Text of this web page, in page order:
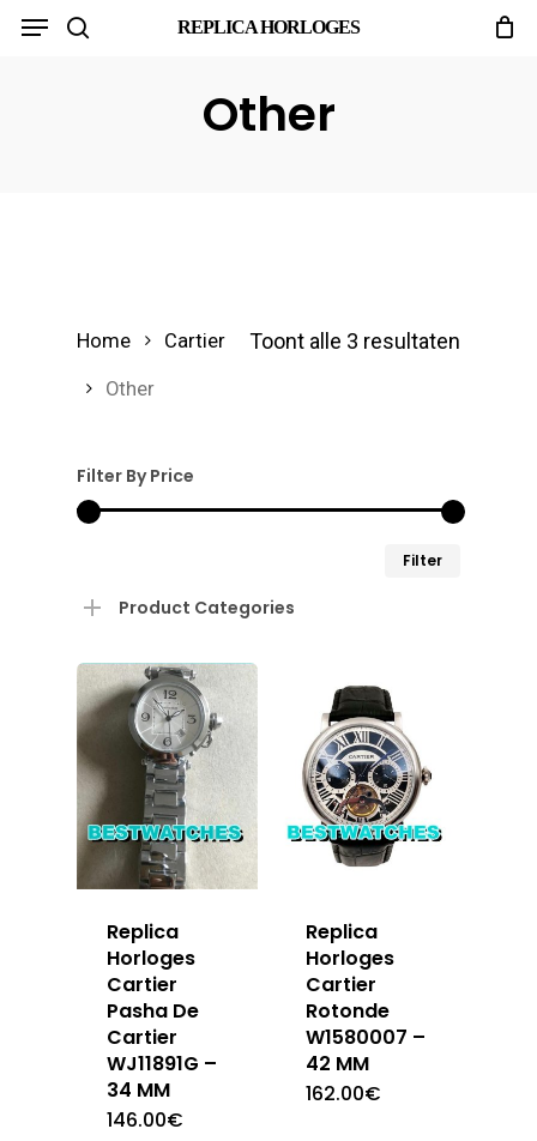
Skip
REPLICA HORLOGES
Menu
Other
Toont alle 3 resultaten
Home Cartier
Other
Filter By Price
Filter
Product Categories
Replica
Horloges
Cartier
Pasha De
Cartier
WJ11891G –
34 MM
146.00€
Replica
Horloges
Cartier
Rotonde
W1580007 –
42 MM
162.00€